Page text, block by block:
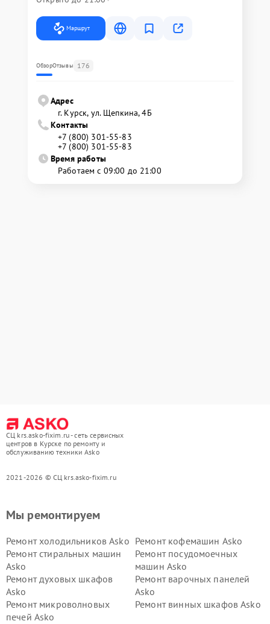
Маршрут
ОбзорОтзывы 176
Адрес
г. Курск, ул. Щепкина, 4Б
Контакты
+7 (800) 301-55-83
+7 (800) 301-55-83
Время работы
Работаем с 09:00 до 21:00
СЦ krs.asko-fixim.ru - сеть сервисных
центров в Курске по ремонту и
обслуживанию техники Asko
2021-2026 © СЦ krs.asko-fixim.ru
Мы ремонтируем
Ремонт холодильников Asko Ремонт кофемашин Asko
Ремонт стиральных машин
Asko
Ремонт посудомоечных
машин Asko
Ремонт духовых шкафов
Asko
Ремонт варочных панелей
Asko
Ремонт микроволновых
печей Asko
Ремонт винных шкафов Asko